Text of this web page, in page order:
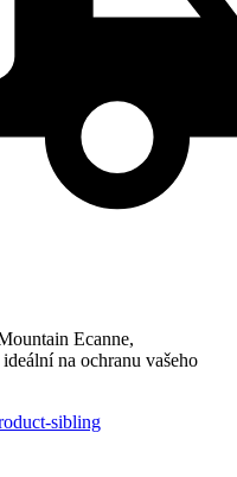
Ecanne,
na ochranu vašeho